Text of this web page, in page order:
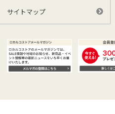
サイトマップ